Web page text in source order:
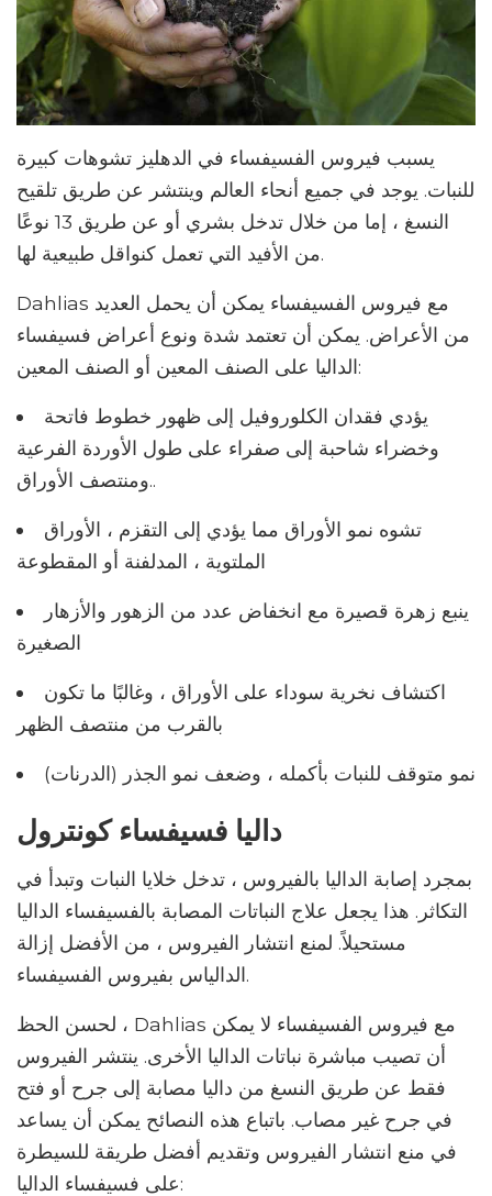
يسبب فيروس الفسيفساء في الدهليز تشوهات كبيرة
للنبات. يوجد في جميع أنحاء العالم وينتشر عن طريق تلقيح
النسغ ، إما من خلال تدخل بشري أو عن طريق 13 نوعًا
من الأفيد التي تعمل كنواقل طبيعية لها.
Dahlias مع فيروس الفسيفساء يمكن أن يحمل العديد
من الأعراض. يمكن أن تعتمد شدة ونوع أعراض فسيفساء
الداليا على الصنف المعين أو الصنف المعين:
يؤدي فقدان الكلوروفيل إلى ظهور خطوط فاتحة
وخضراء شاحبة إلى صفراء على طول الأوردة الفرعية
ومنتصف الأوراق..
تشوه نمو الأوراق مما يؤدي إلى التقزم ، الأوراق
الملتوية ، المدلفنة أو المقطوعة
ينبع زهرة قصيرة مع انخفاض عدد من الزهور والأزهار
الصغيرة
اكتشاف نخرية سوداء على الأوراق ، وغالبًا ما تكون
بالقرب من منتصف الظهر
نمو متوقف للنبات بأكمله ، وضعف نمو الجذر (الدرنات)
داليا فسيفساء كونترول
بمجرد إصابة الداليا بالفيروس ، تدخل خلايا النبات وتبدأ في
التكاثر. هذا يجعل علاج النباتات المصابة بالفسيفساء الداليا
مستحيلاً. لمنع انتشار الفيروس ، من الأفضل إزالة
الدالياس بفيروس الفسيفساء.
لحسن الحظ ، Dahlias مع فيروس الفسيفساء لا يمكن
أن تصيب مباشرة نباتات الداليا الأخرى. ينتشر الفيروس
فقط عن طريق النسغ من داليا مصابة إلى جرح أو فتح
في جرح غير مصاب. باتباع هذه النصائح يمكن أن يساعد
في منع انتشار الفيروس وتقديم أفضل طريقة للسيطرة
على فسيفساء الداليا: